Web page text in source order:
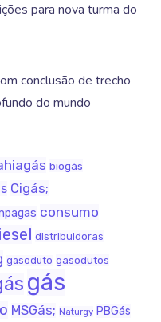
para nova turma do
conclusão de trecho
do mundo
biogás
Cigás;
consumo
distribuidoras
gasoduto gasodutos
gás
MSGás; Naturgy PBGás